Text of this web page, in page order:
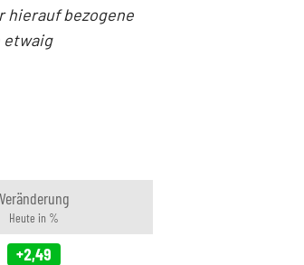
hierauf bezogene
etwaig
Veränderung
Heute in %
+2,49